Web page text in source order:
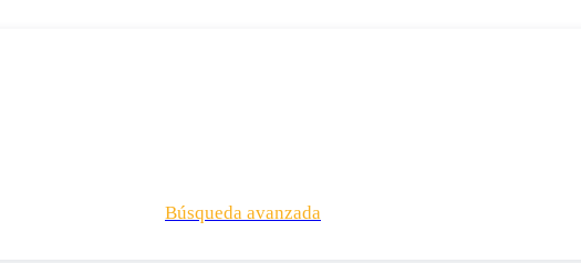
Búsqueda avanzada